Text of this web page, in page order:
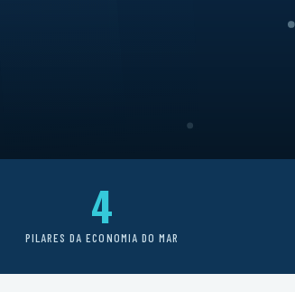
4
PILARES DA ECONOMIA DO MAR